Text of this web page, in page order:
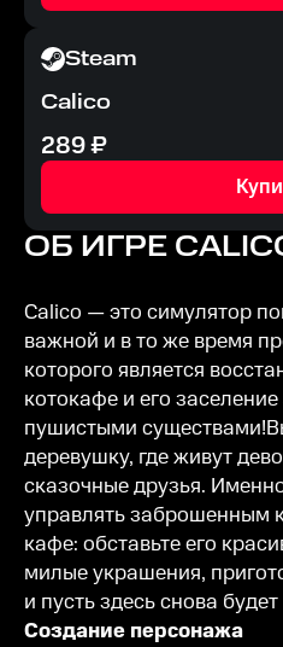
Steam
Calico
289₽
ОБ ИГРЕ
Calico — это симулятор
важной и в то же время
которого является
котокафе и его
пушистыми
деревушку, где живут
сказочные друзья.
управлять заброшенным
кафе: обставьте его
милые украшения,
и пусть здесь снова
Создание персонажа